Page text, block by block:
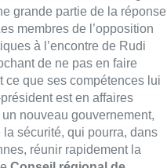
ministre-président
du niveau fédéral qu’il
police et dans les services
sur ce dossier.
Les primes Rénolution.
en affaires courantes
dues en 2024. Ce
suffisante, il
ministre du Budget, Sven